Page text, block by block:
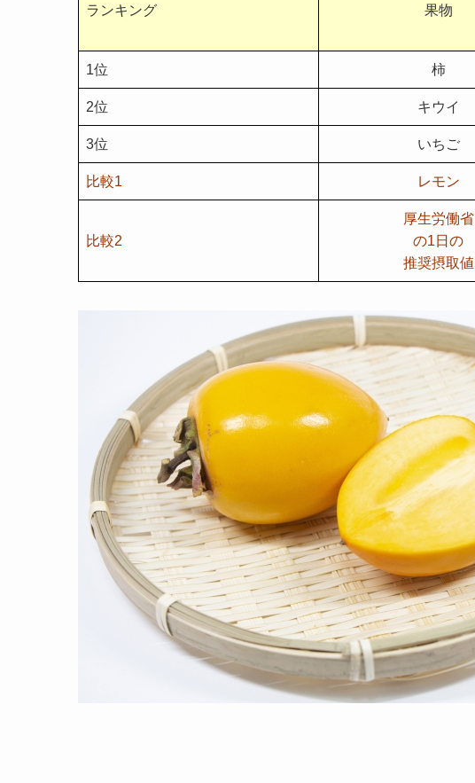
ランキング 果物
1位 柿
2位 キウイ
3位 いちご
比較1 レモン
比較2
厚生労働省
の1日の
推奨摂取値